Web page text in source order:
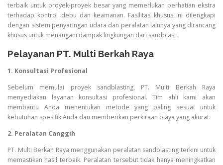
terbaik untuk proyek-proyek besar yang memerlukan perhatian ekstra
terhadap kontrol debu dan keamanan. Fasilitas khusus ini dilengkapi
dengan sistem penyaringan udara dan peralatan lainnya yang dirancang
khusus untuk menangani dampak lingkungan dari sandblast.
Pelayanan PT. Multi Berkah Raya
1. Konsultasi Profesional
Sebelum memulai proyek sandblasting, PT. Multi Berkah Raya
menyediakan layanan konsultasi profesional. Tim ahli kami akan
membantu Anda menentukan metode yang paling sesuai untuk
kebutuhan spesifik Anda dan memberikan perkiraan biaya yang akurat.
2. Peralatan Canggih
PT. Multi Berkah Raya menggunakan peralatan sandblasting terkini untuk
memastikan hasil terbaik. Peralatan tersebut tidak hanya meningkatkan